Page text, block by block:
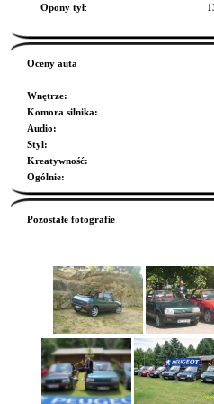
Opony tył:
Oceny auta
Wnętrze:
Komora silnika:
Audio:
Styl:
Kreatywność:
Ogólnie:
Pozostałe fotografie